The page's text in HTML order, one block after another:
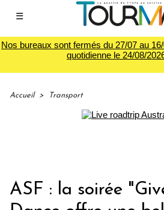
☰
Nos bureaux sont fermés du 27/07 au
quotidienne le 24/08/
Accueil > Transport
ASF : la soirée